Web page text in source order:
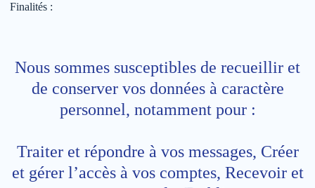
Finalités :
Nous sommes susceptibles de recueillir et
de conserver vos données à caractère
personnel, notamment pour :
Traiter et répondre à vos messages, Créer
et gérer l’accès à vos comptes, Recevoir et